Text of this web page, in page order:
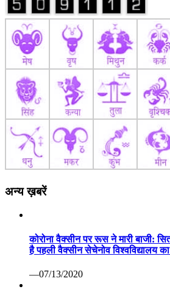
अन्य ख़बरें
कोरोना वैक्सीन पर रूस ने मारी बाजी:
है पहली वैक्सीन सेचेनोव विश्वविद्यालय
—07/13/2020